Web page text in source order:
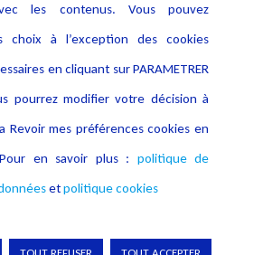
les contenus. Vous pouvez
choix à l’exception des cookies
en cliquant sur PARAMETRER
pourrez modifier votre décision à
Revoir mes préférences cookies en
en savoir plus : politique de
etpolitique cookies